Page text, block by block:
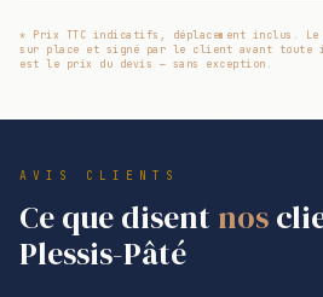
* Prix TTC indicatifs, déplacement inclus.
sur place et signé par le client avant toute
est le prix du devis — sans exception.
AVIS CLIENTS
Ce que disent nos
Plessis-Pâté